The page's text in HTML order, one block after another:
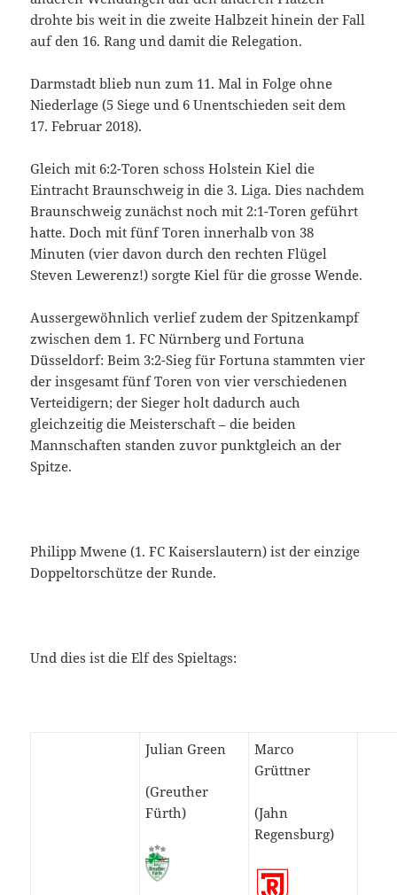
drohte bis weit in die zweite Halbzeit hinein der Fall
auf den 16. Rang und damit die Relegation.
Darmstadt blieb nun zum 11. Mal in Folge ohne
Niederlage (5 Siege und 6 Unentschieden seit dem
17. Februar 2018).
Gleich mit 6:2-Toren schoss Holstein Kiel die
Eintracht Braunschweig in die 3. Liga. Dies nachdem
Braunschweig zunächst noch mit 2:1-Toren geführt
hatte. Doch mit fünf Toren innerhalb von 38
Minuten (vier davon durch den rechten Flügel
Steven Lewerenz!) sorgte Kiel für die grosse Wende.
Aussergewöhnlich verlief zudem der Spitzenkampf
zwischen dem 1. FC Nürnberg und Fortuna
Düsseldorf: Beim 3:2-Sieg für Fortuna stammten vier
der insgesamt fünf Toren von vier verschiedenen
Verteidigern; der Sieger holt dadurch auch
gleichzeitig die Meisterschaft – die beiden
Mannschaften standen zuvor punktgleich an der
Spitze.
Philipp Mwene (1. FC Kaiserslautern) ist der einzige
Doppeltorschütze der Runde.
Und dies ist die Elf des Spieltags:
Julian Green
(Greuther
Fürth)
Marco
Grüttner
(Jahn
Regensburg)